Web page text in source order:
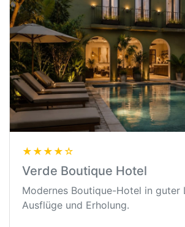
★★★★☆
Verde Boutique Hotel
Modernes Boutique-Hotel in guter
Ausflüge und Erholung.